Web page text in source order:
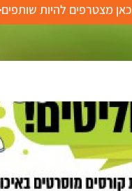
כאן מצטרפים להיות שותפים